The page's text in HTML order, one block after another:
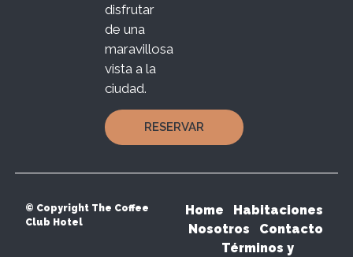
disfrutar
de una
maravillosa
vista a la
ciudad.
RESERVAR
© Copyright The Coffee
Club Hotel
Home
Habitaciones
Nosotros
Contacto
Términos y